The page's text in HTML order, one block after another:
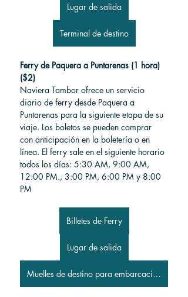
Lugar de salida
Terminal de destino
Ferry de Paquera a Puntarenas (1 hora)
($2)
Naviera Tambor ofrece un servicio
diario de ferry desde Paquera a
Puntarenas para la siguiente etapa de su
viaje. Los boletos se pueden comprar
con anticipación en la boletería o en
línea. El ferry sale en el siguiente horario
todos los días: 5:30 AM, 9:00 AM,
12:00 PM., 3:00 PM, 6:00 PM y 8:00
PM
Billetes de Ferry
Lugar de salida
Muelles de destino para embarcaciones